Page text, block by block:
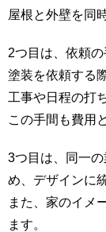
屋根と外壁を同
2つ目は、依頼の
塗装を依頼する
工事や日程の打
この手間も費用
3つ目は、同一
め、デザインに
また、家のイメ
ます。